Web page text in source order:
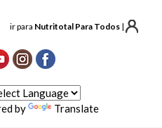
by Translate
ir para Nutritotal Para Todos |